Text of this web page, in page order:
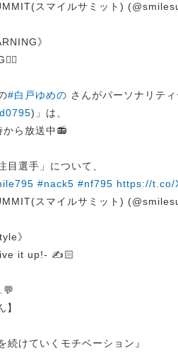
スマイルサミット)
》
#白戸ゆめの さんがパーソナリテ
)」は、
ら放送中📻
目選手」について、
#nack5 #nf795 https://t.co/
スマイルサミット)
》
it up!- ✍️🏻
】
続けていくモチベーション』